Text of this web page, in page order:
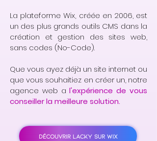
La plateforme Wix, créée en 2006, est
un des plus grands outils CMS dans la
création et gestion des sites web,
sans codes (No-Code).
Que vous ayez déjà un site internet ou
que vous souhaitiez en créer un, notre
agence web al'expérience de vous
conseiller la meilleure solution.
DÉCOUVRIR LACKY SUR WIX